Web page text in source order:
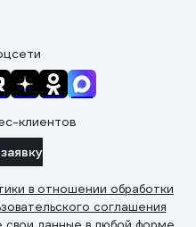
клиентов
в отношении обработки
соглашения